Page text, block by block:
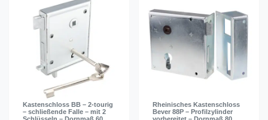
Kastenschloss BB – 2-tourig
– schließende Falle – mit 2
Rheinisches Kastenschloss
Bever 88P – Profilzylinder